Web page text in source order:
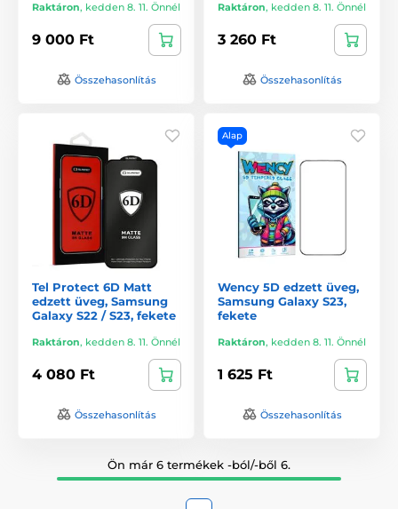
Raktáron, kedden 8. 11. Önnél
9 000 Ft
Összehasonlítás
Raktáron, kedden 8. 11. Önnél
3 260 Ft
Összehasonlítás
Tel Protect 6D Matt
edzett üveg, Samsung
Galaxy S22 / S23, fekete
Raktáron, kedden 8. 11. Önnél
4 080 Ft
Összehasonlítás
Alap
Wency 5D edzett üveg,
Samsung Galaxy S23,
fekete
Raktáron, kedden 8. 11. Önnél
1 625 Ft
Összehasonlítás
Ön már 6 termékek -ból/-ből 6.